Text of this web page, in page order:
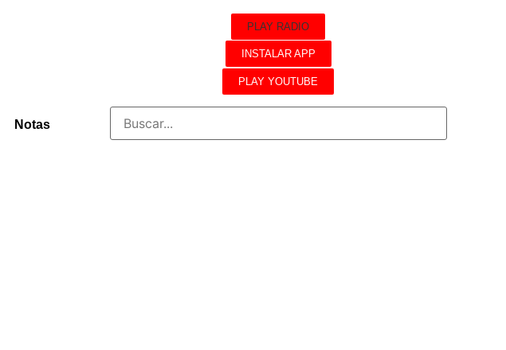
PLAY RADIO
INSTALAR APP
PLAY YOUTUBE
Notas